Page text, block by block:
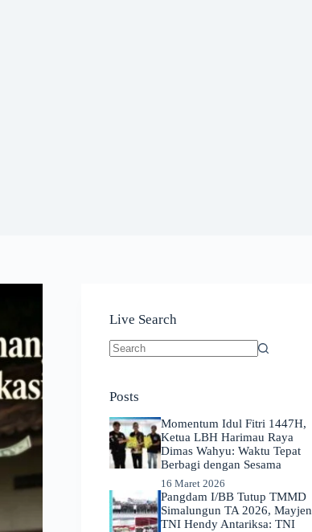
Live Search
Posts
Momentum Idul Fitri 1447H,
Ketua LBH Harimau Raya
Dimas Wahyu: Waktu Tepat
Berbagi dengan Sesama
16 Maret 2026
Pangdam I/BB Tutup TMMD
Simalungun TA 2026, Mayjen
TNI Hendy Antariksa: TNI